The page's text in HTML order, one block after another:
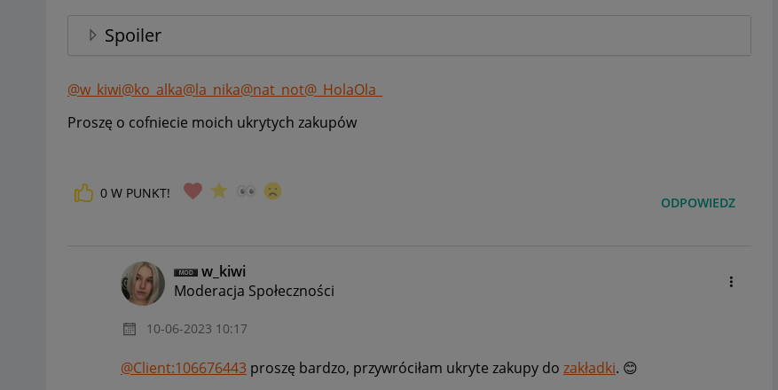
Spoiler
@w_kiwi@ko_alka@la_nika@nat_not@_HolaOla_
Proszę o cofniecie moich ukrytych zakupów
0 W PUNKT!
ODPOWIEDZ
w_kiwi
Moderacja Społeczności
‎10-06-2023 10:17
@Client:106676443 proszę bardzo, przywróciłam ukryte zakupy do zakładki. 😊